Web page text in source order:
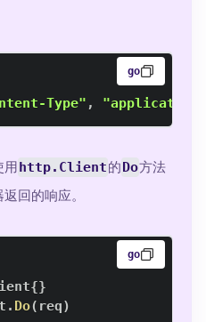
go
Type" ,
用 http.Client的Do方法
回的响应。
go
{}
. Do( req)